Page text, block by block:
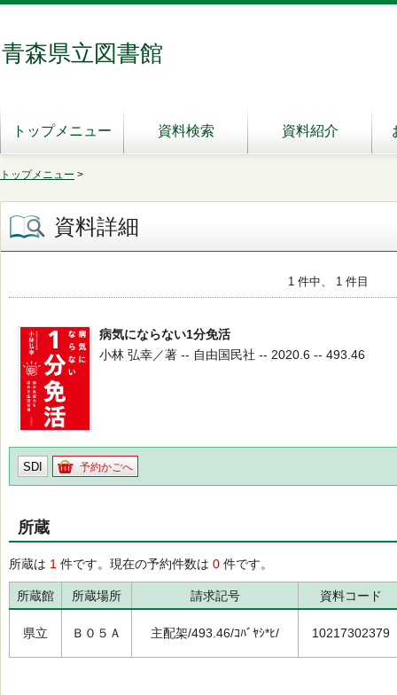
青森県立図書館
トップメニュー 資料検索 資料紹介
トップメニュー >
資料詳細
1 件中、 1 件目
病気にならない1分免活
小林 弘幸／著 -- 自由国民社 -- 2020.6 -- 493.46
SDI 予約かごへ
所蔵
所蔵は 1 件です。現在の予約件数は 0 件です。
所蔵館 所蔵場所 請求記号 資料コード
県立 Ｂ０５Ａ 主配架/493.46/ｺﾊﾞﾔｼ*ﾋ/ 10217302379